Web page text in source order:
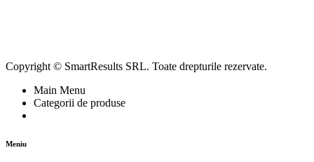
Copyright © SmartResults SRL. Toate drepturile rezervate.
Main Menu
Categorii de produse
Meniu